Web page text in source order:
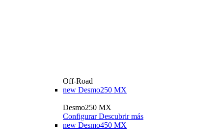
Off-Road
new Desmo250 MX
Desmo250 MX
Configurar Descubrir más
new Desmo450 MX